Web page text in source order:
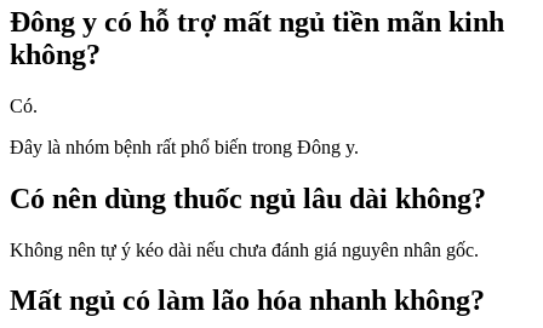
Đông y có hỗ trợ mất ngủ tiền mãn kinh
không?
Có.
Đây là nhóm bệnh rất phổ biến trong Đông y.
Có nên dùng thuốc ngủ lâu dài không?
Không nên tự ý kéo dài nếu chưa đánh giá nguyên nhân gốc.
Mất ngủ có làm lão hóa nhanh không?